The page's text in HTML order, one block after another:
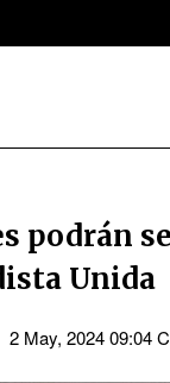
podrán
Unida
2 May, 2024 09:04